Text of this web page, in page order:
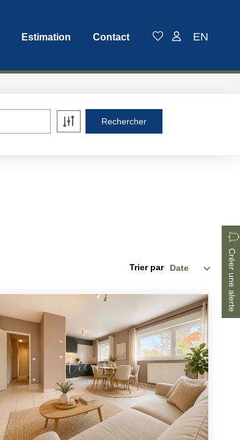
Estimation Contact EN
Créer une alerte
Trier par